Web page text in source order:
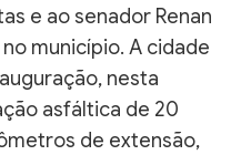
e ao senador Renan
município. A cidade
nesta
asfáltica de 20
de extensão,